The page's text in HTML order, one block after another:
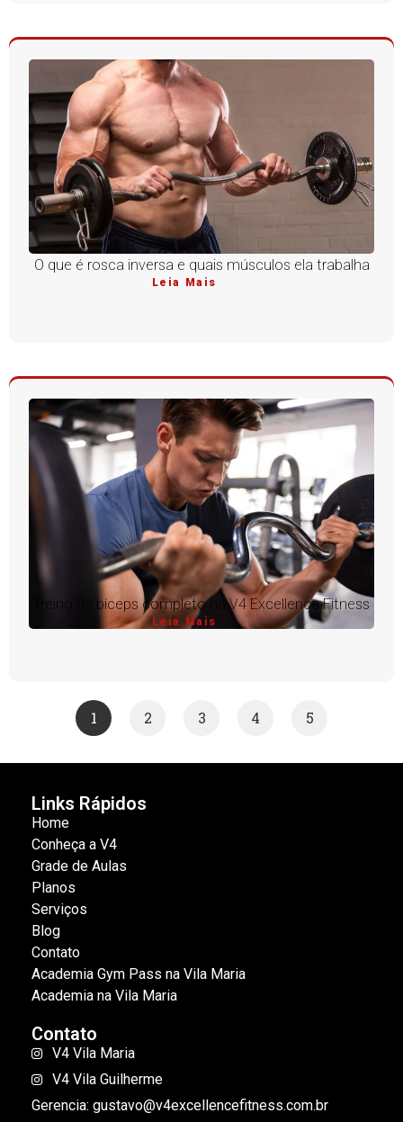
O que é rosca inversa e quais músculos ela trabalha
Leia Mais
Treino de bíceps completo na V4 Excellence Fitness
Leia Mais
1 2 3 4 5
Links Rápidos
Home
Conheça a V4
Grade de Aulas
Planos
Serviços
Blog
Contato
Academia Gym Pass na Vila Maria
Academia na Vila Maria
Contato
V4 Vila Maria
V4 Vila Guilherme
Gerencia: gustavo@v4excellencefitness.com.br